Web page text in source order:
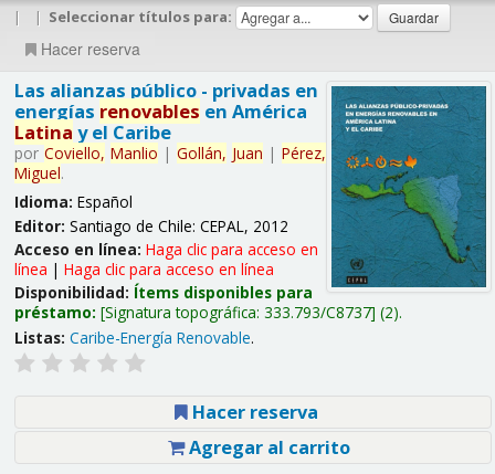
| | Seleccionar títulos para:
Hacer reserva
Las alianzas público - privadas en
energías renovables en América
Latina y el Caribe
por Coviello, Manlio | Gollán, Juan | Pérez,
Miguel.
Idioma: Español
Editor: Santiago de Chile: CEPAL, 2012
Acceso en línea: Haga clic para acceso en
línea | Haga clic para acceso en línea
Disponibilidad: Ítems disponibles para
préstamo: Signatura topográfica: 333.793/C8737 (2).
Listas: Caribe-Energía Renovable.
Hacer reserva
Agregar al carrito